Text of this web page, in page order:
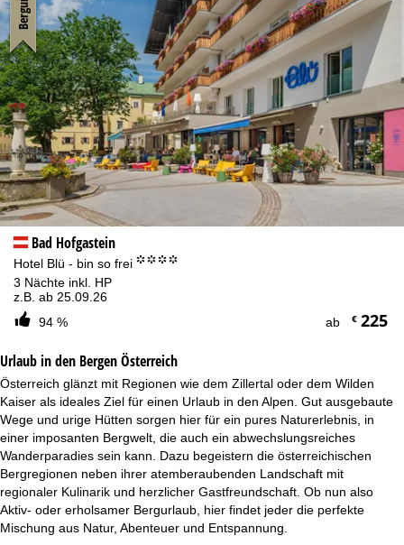
Bad Hofgastein
Hotel Blü - bin so frei °°°°
3 Nächte inkl. HP
z.B. ab 25.09.26
94 %
ab €225
Urlaub in den Bergen Österreich
Österreich glänzt mit Regionen wie dem Zillertal oder dem Wilden
Kaiser als ideales Ziel für einen Urlaub in den Alpen. Gut ausgebaute
Wege und urige Hütten sorgen hier für ein pures Naturerlebnis, in
einer imposanten Bergwelt, die auch ein abwechslungsreiches
Wanderparadies sein kann. Dazu begeistern die österreichischen
Bergregionen neben ihrer atemberaubenden Landschaft mit
regionaler Kulinarik und herzlicher Gastfreundschaft. Ob nun also
Aktiv- oder erholsamer Bergurlaub, hier findet jeder die perfekte
Mischung aus Natur, Abenteuer und Entspannung.